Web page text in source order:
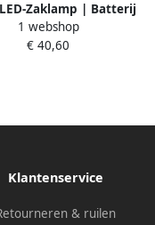
Zaklamp | Batterij
| 3.7 V DC | 10 W |
Lithium-Ion |
1 webshop
€ 40,60
Klantenservice
& ruilen